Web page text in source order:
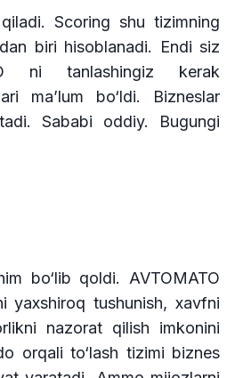
Scoring shu tizimning
biri hisoblanadi. Endi siz
ni tanlashingiz kerak
ma’lum bo‘ldi. Bizneslar
Sababi oddiy. Bugungi
bo‘lib qoldi. AVTOMATO
yaxshiroq tushunish, xavfni
nazorat qilish imkonini
orqali to‘lash tizimi biznes